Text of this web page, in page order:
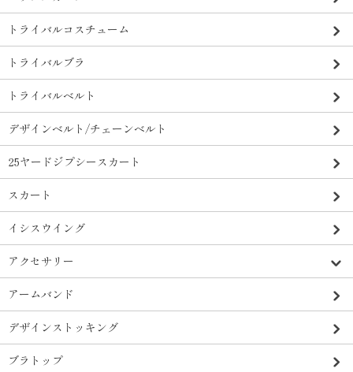
トライバルコスチューム
トライバルブラ
トライバルベルト
デザインベルト/チェーンベルト
25ヤードジプシースカート
スカート
イシスウイング
アクセサリー
アームバンド
デザインストッキング
ブラトップ